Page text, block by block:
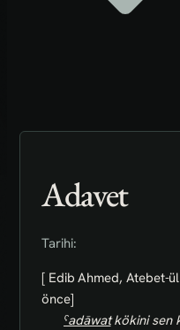
Adavet
Tarihi:
[ Edib Ahmed, Atebet-ül
önce]
ˁadāwatkökini sen